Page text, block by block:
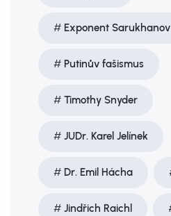
Exponent Sarukhanov
Putinův fašismus
Timothy Snyder
JUDr. Karel Jelínek
Dr. Emil Hácha
Jindřich Raichl